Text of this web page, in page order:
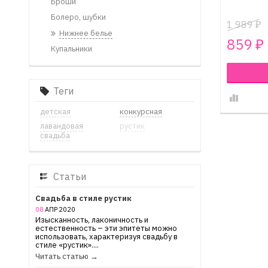
Болеро, шубки
Нижнее белье
Купальники
Теги
детская
конкурсная
лавандовая
свадьба
рустик
Статьи
Свадьба в стиле рустик
08 АПР 2020
Изысканность, лаконичность и
естественность – эти эпитеты можно
использовать, характеризуя свадьбу в
стиле «рустик»....
Читать статью →
1 989₽
859 ₽